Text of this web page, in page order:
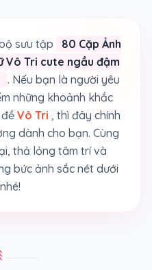
sưu tập
80 Cặp Ảnh
Vô Tri cute ngầu đậm
. Nếu bạn là người yêu
những khoảnh khắc
Vô Tri , thì đây chính
dành cho bạn. Cùng
thả lỏng tâm trí và
bức ảnh sắc nét dưới